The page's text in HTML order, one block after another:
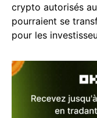
crypto autorisés
pourraient se
pour les